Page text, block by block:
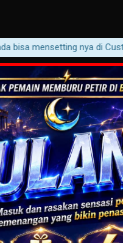
mensetting nya di